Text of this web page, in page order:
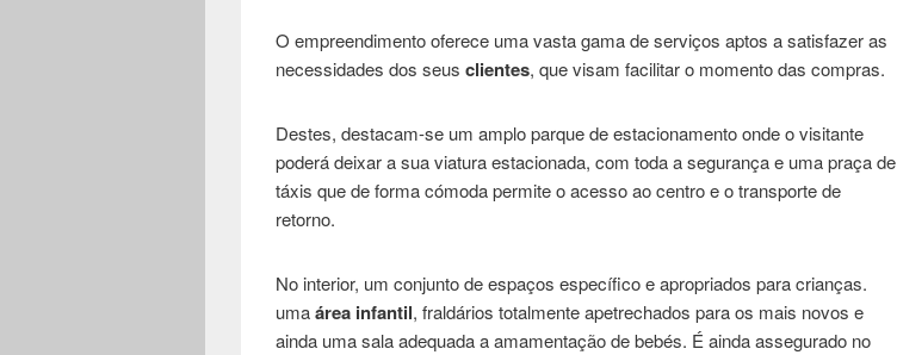
O empreendimento oferece uma vasta gama de serviços aptos a satisfazer as
necessidades dos seusclientes, que visam facilitar o momento das compras.
Destes, destacam-se um amplo parque de estacionamento onde o visitante
poderá deixar a sua viatura estacionada, com toda a segurança e uma praça de
táxis que de forma cómoda permite o acesso ao centro e o transporte de
retorno.
No interior, um conjunto de espaços específico e apropriados para crianças.
umaárea infantil, fraldários totalmente apetrechados para os mais novos e
ainda uma sala adequada a amamentação de bebés. É ainda assegurado no